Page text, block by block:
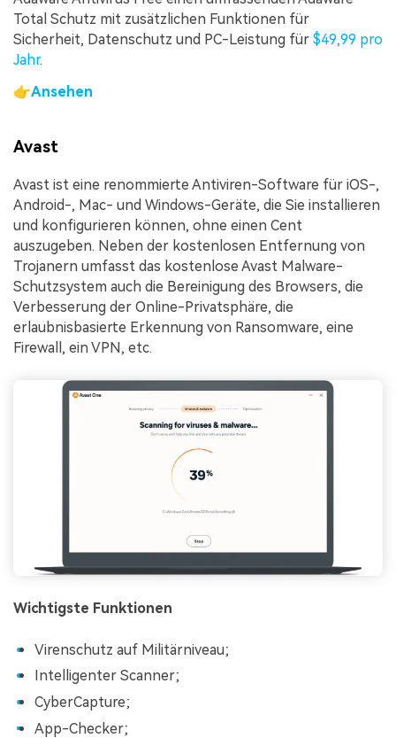
Total Schutz mit zusätzlichen Funktionen für
Sicherheit, Datenschutz und PC-Leistung für $49,99 pro
Jahr.
👉Ansehen
Avast
Avast ist eine renommierte Antiviren-Software für iOS-,
Android-, Mac- und Windows-Geräte, die Sie installieren
und konfigurieren können, ohne einen Cent
auszugeben. Neben der kostenlosen Entfernung von
Trojanern umfasst das kostenlose Avast Malware-
Schutzsystem auch die Bereinigung des Browsers, die
Verbesserung der Online-Privatsphäre, die
erlaubnisbasierte Erkennung von Ransomware, eine
Firewall, ein VPN, etc.
Wichtigste Funktionen
Virenschutz auf Militärniveau;
Intelligenter Scanner;
CyberCapture;
App-Checker;